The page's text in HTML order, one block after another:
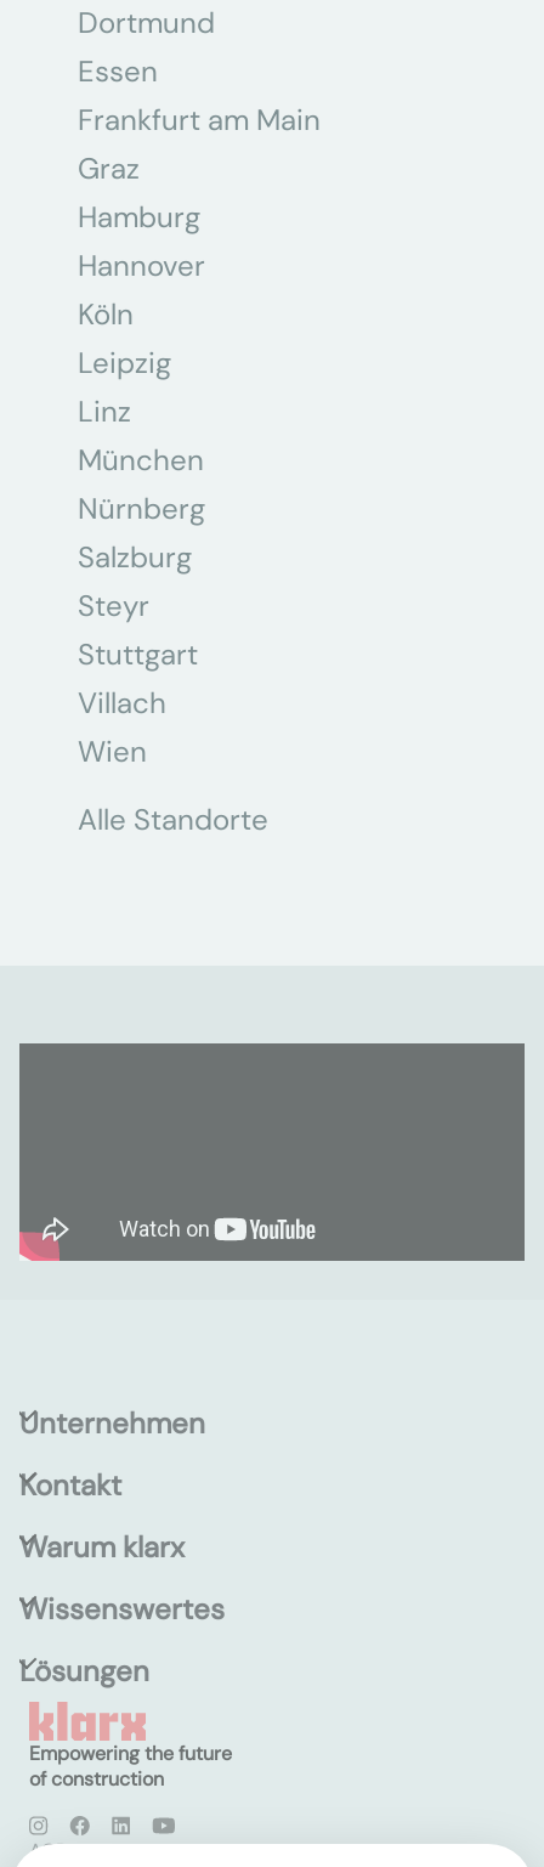
Dortmund
Essen
Frankfurt am Main
Graz
Hamburg
Hannover
Köln
Leipzig
Linz
München
Nürnberg
Salzburg
Steyr
Stuttgart
Villach
Wien
Alle Standorte
Unternehmen
Kontakt
Warum klarx
Wissenswertes
Lösungen
Empowering the future
of construction
AGB